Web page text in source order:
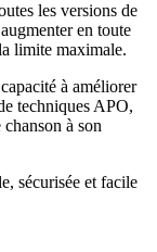
les versions de
en toute
limite maximale.
à améliorer
techniques APO,
à son
sécurisée et facile